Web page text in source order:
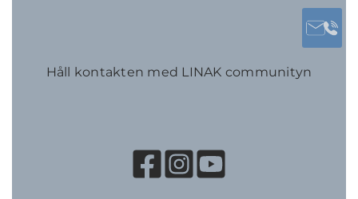
Håll kontakten med LINAK communityn